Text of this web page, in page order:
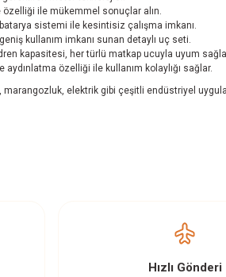
ile mükemmel sonuçlar alın.
sistemi ile kesintisiz çalışma imkanı.
kullanım imkanı sunan detaylı uç seti.
kapasitesi, her türlü matkap ucuyla uyum
aydınlatma özelliği ile kullanım kolaylığı sağlar.
marangozluk, elektrik gibi çeşitli endüstriyel
Hızlı Gönderi